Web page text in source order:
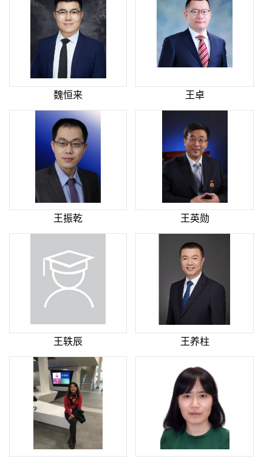
魏恒来 王卓
王振乾 王英勋
王轶辰 王养柱